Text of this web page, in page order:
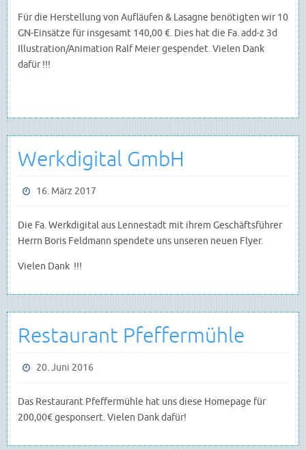
Für die Herstellung von Aufläufen & Lasagne benötigten wir 10
GN-Einsätze für insgesamt 140,00 €. Dies hat die Fa.add-z 3d
Illustration/Animation Ralf Meier gespendet. Vielen Dank
dafür !!!
Werkdigital GmbH
16. März 2017
Die Fa. Werkdigital aus Lennestadt mit ihrem Geschäftsführer
Herrn Boris Feldmann spendete uns unseren neuen Flyer.
Vielen Dank !!!
Restaurant Pfeffermühle
20. Juni 2016
Das Restaurant Pfeffermühle hat uns diese Homepage für
200,00€ gesponsert. Vielen Dank dafür!